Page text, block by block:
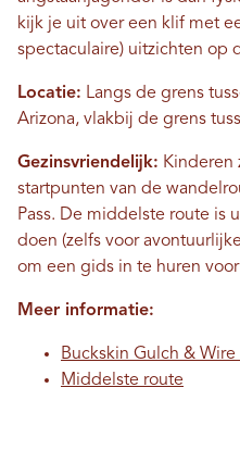
kijk je uit over een klif met
spectaculaire) uitzichten op
Locatie: Langs de grens
Arizona, vlakbij de grens
Gezinsvriendelijk: Kinderen
startpunten van de
Pass. De middelste route is
doen (zelfs voor
om een ​​gids in te huren
Meer informatie:
Buckskin Gulch & Wire
Middelste route